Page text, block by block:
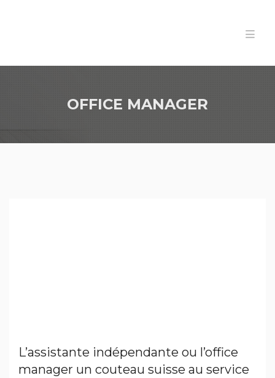
OFFICE MANAGER
L’assistante indépendante ou l’office
manager un couteau suisse au service